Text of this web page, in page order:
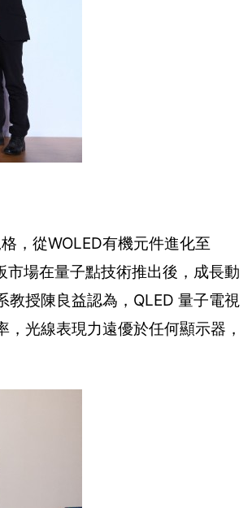
，從WOLED有機元件進化至
場在量子點技術推出後，成長動
授陳良益認為，QLED 量子電視
光線表現力遠優於任何顯示器，